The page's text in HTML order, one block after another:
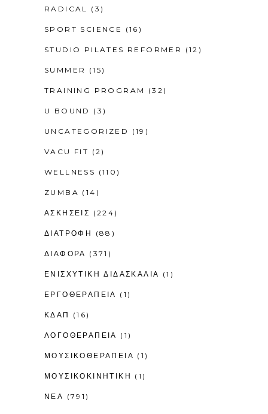
RADICAL (3)
SPORT SCIENCE (16)
STUDIO PILATES REFORMER (12)
SUMMER (15)
TRAINING PROGRAM (32)
U BOUND (3)
UNCATEGORIZED (19)
VACU FIT (2)
WELLNESS (110)
ZUMBA (14)
ΑΣΚΗΣΕΙΣ (224)
ΔΙΑΤΡΟΦΗ (88)
ΔΙΑΦΟΡΑ (371)
ΕΝΙΣΧΥΤΙΚΉ ΔΙΔΑΣΚΑΛΊΑ (1)
ΕΡΓΟΘΕΡΑΠΕΊΑ (1)
ΚΔΑΠ (16)
ΛΟΓΟΘΕΡΑΠΕΊΑ (1)
ΜΟΥΣΙΚΟΘΕΡΑΠΕΊΑ (1)
ΜΟΥΣΙΚΟΚΙΝΗΤΙΚΉ (1)
ΝΕΑ (791)